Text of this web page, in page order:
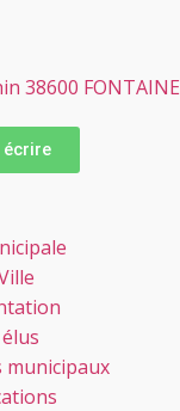
38600 FONTAINE
écrire
municipaux